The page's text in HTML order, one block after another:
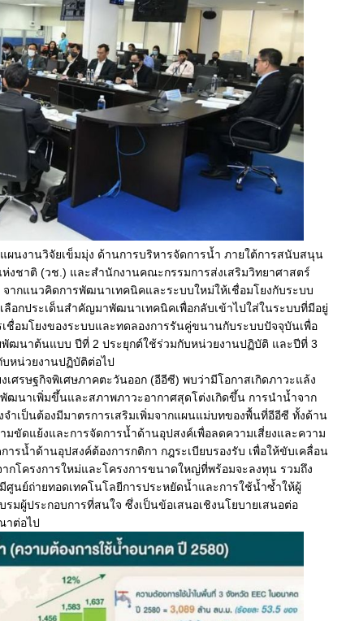
นงานวิจัยเข็มมุ่ง ด้านการบริหารจัดการน้ำ ภายใต้การสนับสนุน
งชาติ (วช.) และสำนักงานคณะกรรมการส่งเสริมวิทยาศาสตร์
จากแนวคิดการพัฒนาเทคนิคและระบบใหม่ให้เชื่อมโยงกับระบบ
อกประเด็นสำคัญมาพัฒนาเทคนิคเพื่อกลับเข้าไปใส่ในระบบที่มีอยู่
ชื่อมโยงของระบบและทดลองการรันคู่ขนานกับระบบปัจจุบันเพื่อ
พัฒนาต้นแบบ ปีที่ 2 ประยุกต์ใช้ร่วมกับหน่วยงานปฏิบัติ และปีที่ 3
บหน่วยงานปฏิบัติต่อไป
เศรษฐกิจพิเศษภาคตะวันออก (อีอีซี) พบว่ามีโอกาสเกิดภาวะแล้ง
พัฒนาเพิ่มขึ้นและสภาพภาวะอากาศสุดโต่งเกิดขึ้น การนำน้ำจาก
ำเป็นต้องมีมาตรการเสริมเพิ่มจากแผนแม่บทของพื้นที่อีอีซี ทั้งด้าน
มขัดแย้งและการจัดการน้ำด้านอุปสงค์เพื่อลดความเสี่ยงและความ
ารน้ำด้านอุปสงค์ต้องการกติกา กฎระเบียบรองรับ เพื่อให้ขับเคลื่อน
กโครงการใหม่และโครงการขนาดใหญ่ที่พร้อมจะลงทุน รวมถึง
นย์ถ่ายทอดเทคโนโลยีการประหยัดน้ำและการใช้น้ำซ้ำให้ผู้
รมผู้ประกอบการที่สนใจ ซึ่งเป็นข้อเสนอเชิงนโยบายเสนอต่อ
าต่อไป